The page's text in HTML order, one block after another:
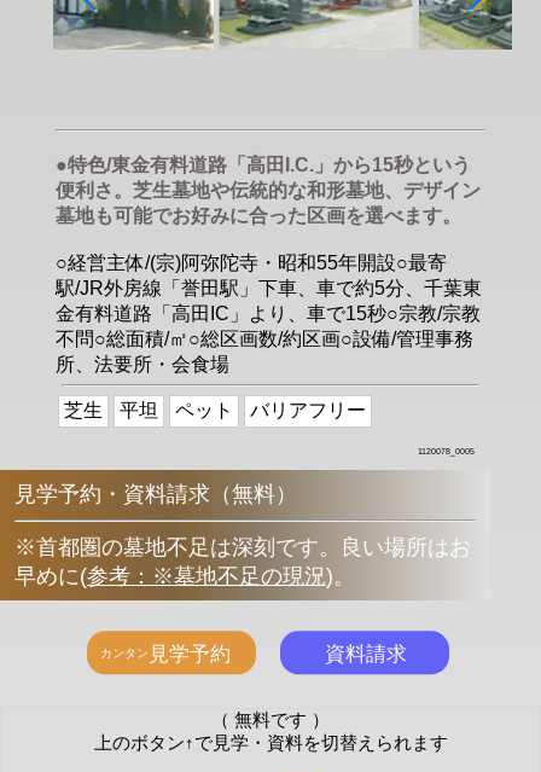
●特色/東金有料道路「高田I.C.」から15秒という
便利さ。芝生墓地や伝統的な和形墓地、デザイン
墓地も可能でお好みに合った区画を選べます。
○経営主体/(宗)阿弥陀寺・昭和55年開設○最寄
駅/JR外房線「誉田駅」下車、車で約5分、千葉東
金有料道路「高田IC」より、車で15秒○宗教/宗教
不問○総面積/㎡○総区画数/約区画○設備/管理事務
所、法要所・会食場
芝生 平坦 ペット バリアフリー
1120078_0005
見学予約・資料請求（無料）
※首都圏の墓地不足は深刻です。良い場所はお
早めに(参考：※墓地不足の現況)。
（ 無料です ）
上のボタン↑で見学・資料を切替えられます